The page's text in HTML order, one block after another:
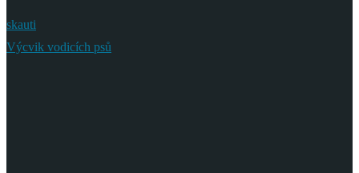
skauti
Výcvik vodicích psů